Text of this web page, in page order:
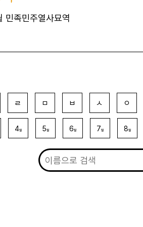
민족민주열사묘역
ㄹ ㅁ ㅂ ㅅ ㅇ
4월 5월 6월 7월 8월